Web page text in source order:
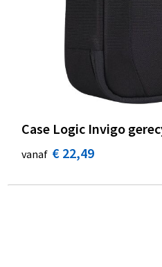
Case Logic Invigo
vanaf € 22,49